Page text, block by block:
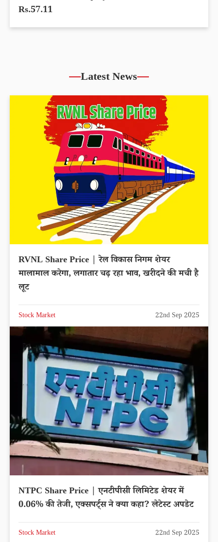
Rs.57.11
Latest News
RVNL Share Price | रेल विकास निगम शेयर
मालामाल करेगा, लगातार चढ़ रहा भाव, खरीदने की मची है
लूट
Stock Market 22nd Sep 2025
NTPC Share Price | एनटीपीसी लिमिटेड शेयर में
0.06% की तेजी, एक्सपर्ट्स ने क्या कहा? लेटेस्ट अपडेट
Stock Market 22nd Sep 2025